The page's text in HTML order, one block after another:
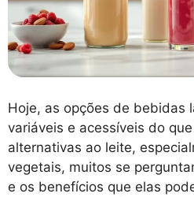
Hoje, as opções de bebidas
variáveis e acessíveis do
alternativas ao leite,
vegetais, muitos se
e os benefícios que elas